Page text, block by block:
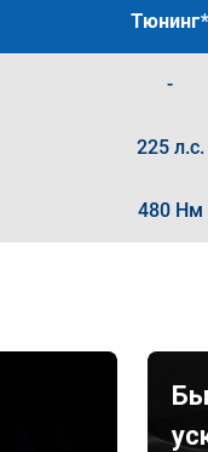
Тюнинг*
-
225 л.с.
480 Нм